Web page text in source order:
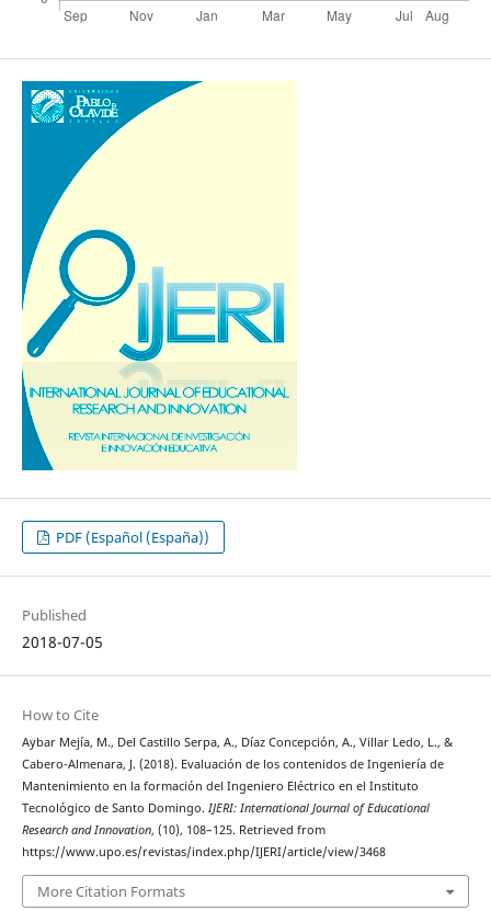
PDF (Español (España))
Published
2018-07-05
How to Cite
Aybar Mejía, M., Del Castillo Serpa, A., Díaz Concepción, A., Villar Ledo, L., &
Cabero-Almenara, J. (2018). Evaluación de los contenidos de Ingeniería de
Mantenimiento en la formación del Ingeniero Eléctrico en el Instituto
Tecnológico de Santo Domingo. IJERI: International Journal of Educational
Research and Innovation, (10), 108–125. Retrieved from
https://www.upo.es/revistas/index.php/IJERI/article/view/3468
More Citation Formats